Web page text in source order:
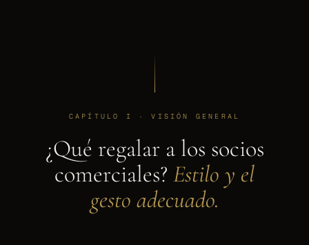
CAPÍTULO I · VISIÓN GENERAL
¿Qué regalar a los socios
comerciales? Estilo y el
gesto adecuado.